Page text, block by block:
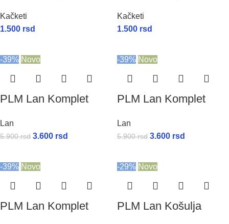
Kačketi
1.500 rsd
Kačketi
1.500 rsd
-39% Novo
PLM Lan Komplet
Lan
5.900rsd 3.600 rsd
-39% Novo
PLM Lan Komplet
Lan
5.900rsd 3.600 rsd
-39% Novo
PLM Lan Komplet
-29% Novo
PLM Lan Košulja